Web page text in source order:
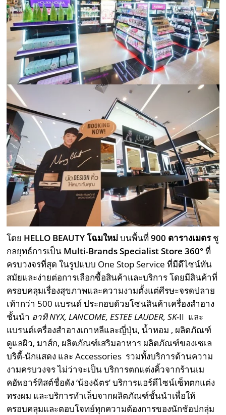
โดย HELLO BEAUTYโฉมใหม่บนพื้นที่900 ตารางเมตรชู
กลยุทธ์การเป็น Multi-Brands Specialist Store 360°ที่
ครบวงจรที่สุด ในรูปแบบ One Stop Service ที่มีดีไซน์ทัน
สมัยและง่ายต่อการเลือกซื้อสินค้าและบริการ โดยมีสินค้าที่
ครอบคลุมเรื่องสุขภาพและความงามตั้งแต่ศีรษะจรดปลาย
เท้ากว่า 500 แบรนด์ ประกอบด้วยโซนสินค้าเครื่องสำอาง
ชั้นนำ อาทิNYX, LANCOME, ESTEE LAUDER, SK-II และ
แบรนด์เครื่องสำอางเกาหลีและญี่ปุ่น, น้ำหอม , ผลิตภัณฑ์
ดูแลผิว, มาส์ก, ผลิตภัณฑ์เสริมอาหาร ผลิตภัณฑ์ของเซเล
บริตี้-นักแสดง และ Accessories รวมทั้งบริการด้านความ
งามครบวงจร ไม่ว่าจะเป็น บริการตกแต่งคิ้วจากร้านเม
คอัพอาร์ทิสต์ชื่อดัง ‘น้องฉัตร’ บริการแฮร์ดีไซน์เซ็ทตกแต่ง
ทรงผม และบริการทำเล็บจากผลิตภัณฑ์ชั้นนำเพื่อให้
ครอบคลุมและตอบโจทย์ทุกความต้องการของนักช้อปกลุ่ม